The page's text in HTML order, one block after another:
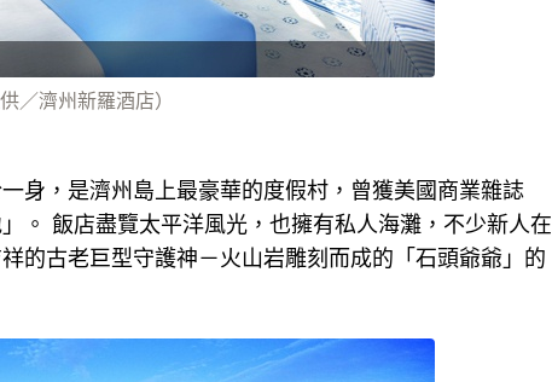
／濟州新羅酒店）
身，是濟州島上最豪華的度假村，曾獲美國商業雜誌
。 飯店盡覽太平洋風光，也擁有私人海灘，不少新人在
的古老巨型守護神－火山岩雕刻而成的「石頭爺爺」的